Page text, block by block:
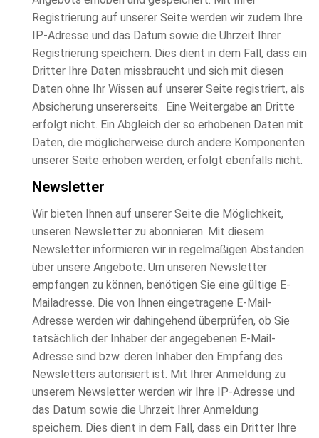
Registrierung auf unserer Seite werden wir zudem Ihre
IP-Adresse und das Datum sowie die Uhrzeit Ihrer
Registrierung speichern. Dies dient in dem Fall, dass ein
Dritter Ihre Daten missbraucht und sich mit diesen
Daten ohne Ihr Wissen auf unserer Seite registriert, als
Absicherung unsererseits. Eine Weitergabe an Dritte
erfolgt nicht. Ein Abgleich der so erhobenen Daten mit
Daten, die möglicherweise durch andere Komponenten
unserer Seite erhoben werden, erfolgt ebenfalls nicht.
Newsletter
Wir bieten Ihnen auf unserer Seite die Möglichkeit,
unseren Newsletter zu abonnieren. Mit diesem
Newsletter informieren wir in regelmäßigen Abständen
über unsere Angebote. Um unseren Newsletter
empfangen zu können, benötigen Sie eine gültige E-
Mailadresse. Die von Ihnen eingetragene E-Mail-
Adresse werden wir dahingehend überprüfen, ob Sie
tatsächlich der Inhaber der angegebenen E-Mail-
Adresse sind bzw. deren Inhaber den Empfang des
Newsletters autorisiert ist. Mit Ihrer Anmeldung zu
unserem Newsletter werden wir Ihre IP-Adresse und
das Datum sowie die Uhrzeit Ihrer Anmeldung
speichern. Dies dient in dem Fall, dass ein Dritter Ihre